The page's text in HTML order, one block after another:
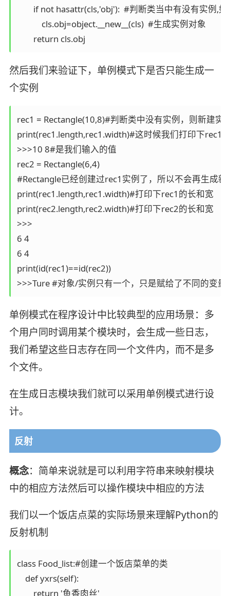
if not hasattr(cls,'obj'):  #判断类当中有没有实例
            cls.obj=object.__new__(cls)  #生成实例对象
        return cls.obj
然后我们来验证下，单例模式下是否只能生成一
个实例
rec1 = Rectangle(10,8)#判断类中没有实例，则新建实
print(rec1.length,rec1.width)#这时候我们打印下rec1
>>>10 8#是我们输入的值
rec2 = Rectangle(6,4)
#Rectangle已经创建过rec1实例了，所以不会再生成
print(rec1.length,rec1.width)#打印下rec1的长和宽
print(rec2.length,rec2.width)#打印下rec2的长和宽
>>>
6 4
6 4
print(id(rec1)==id(rec2))
>>>Ture #对象/实例只有一个，只是赋给了不同的变量
单例模式在程序设计中比较典型的应用场景：多
个用户同时调用某个模块时，会生成一些日志，
我们希望这些日志存在同一个文件内，而不是多
个文件。
在生成日志模块我们就可以采用单例模式进行设
计。
反射
概念：简单来说就是可以利用字符串来映射模块
中的相应方法然后可以操作模块中相应的方法
我们以一个饭店点菜的实际场景来理解Python的
反射机制
class Food_list:#创建一个饭店菜单的类
    def yxrs(self):
        return '鱼香肉丝'